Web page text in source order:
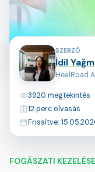
FOGÁSZATI
Az oldal SZERZŐ
İdil
HealRoad
Megtekintések
3920 megtekintés
Olvasási idő
12 perc olvasás
Utoljára frissítve
Frissítve: